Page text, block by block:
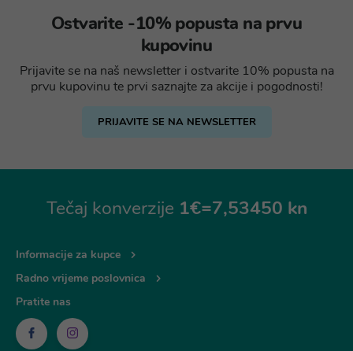
Ostvarite -10% popusta na prvu
kupovinu
Prijavite se na naš newsletter i ostvarite 10% popusta na
prvu kupovinu te prvi saznajte za akcije i pogodnosti!
PRIJAVITE SE NA NEWSLETTER
Tečaj konverzije 1€=7,53450 kn
Informacije za kupce
Radno vrijeme poslovnica
Pratite nas